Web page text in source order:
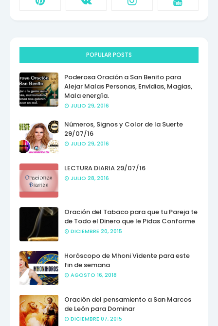
POPULAR POSTS
Poderosa Oración a San Benito para
Alejar Malas Personas, Envidias, Magias,
Mala energía.
JULIO 29, 2016
Números, Signos y Color de la Suerte
29/07/16
JULIO 29, 2016
LECTURA DIARIA 29/07/16
JULIO 28, 2016
Oración del Tabaco para que tu Pareja te
de Todo el Dinero que le Pidas Conforme
DICIEMBRE 20, 2015
Horóscopo de Mhoni Vidente para este
fin de semana
AGOSTO 16, 2018
Oración del pensamiento a San Marcos
de León para Dominar
DICIEMBRE 07, 2015